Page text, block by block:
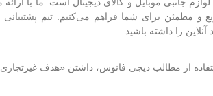
مطمئن برای شما فراهم می‌کنیم. تیم
را داشته باشید.
از مطالب دیجی فانوس، داشتن «هدف